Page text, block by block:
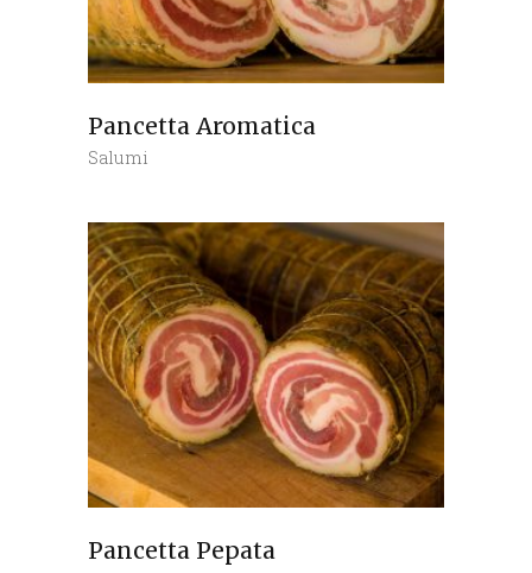
Pancetta Aromatica
Salumi
Pancetta Pepata